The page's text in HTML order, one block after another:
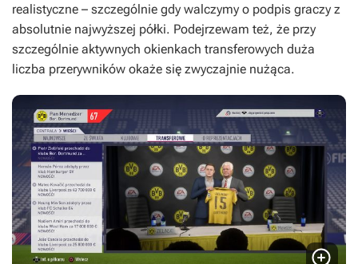
realistyczne – szczególnie gdy walczymy o podpis graczy z
absolutnie najwyższej półki. Podejrzewam też, że przy
szczególnie aktywnych okienkach transferowych duża
liczba przerywników okaże się zwyczajnie nużąca.